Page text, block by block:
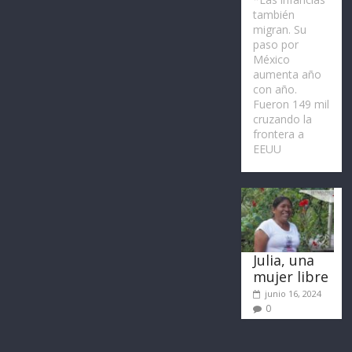
también
migran. Su
paso por
México
aumenta año
con año.
Fueron 149 mil
cruzando la
frontera a
EEUU
Julia, una
mujer libre
junio 16, 2024
0